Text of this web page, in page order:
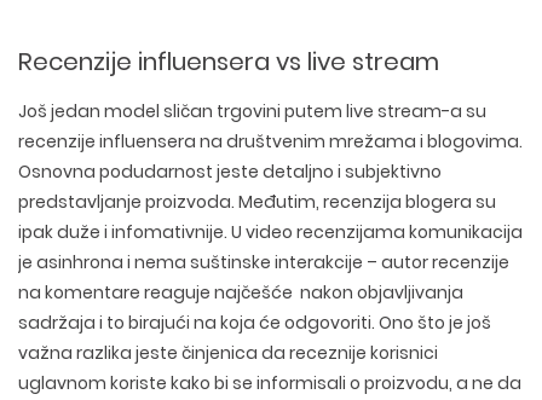
WEB I GRAFIČKI DIZAJNILUSTRACIJE
DIGITALNI MARKETING
COPYWRITING
Recenzije influensera vs live stream
Još jedan model sličan trgovini putem live stream-a su
recenzije influensera na društvenim mrežama i blogovima.
Osnovna podudarnost jeste detaljno i subjektivno
predstavljanje proizvoda. Međutim, recenzija blogera su
ipak duže i infomativnije. U video recenzijama komunikacija
je asinhrona i nema suštinske interakcije – autor recenzije
na komentare reaguje najčešće nakon objavljivanja
sadržaja i to birajući na koja će odgovoriti. Ono što je još
važna razlika jeste činjenica da receznije korisnici
uglavnom koriste kako bi se informisali o proizvodu, a ne da